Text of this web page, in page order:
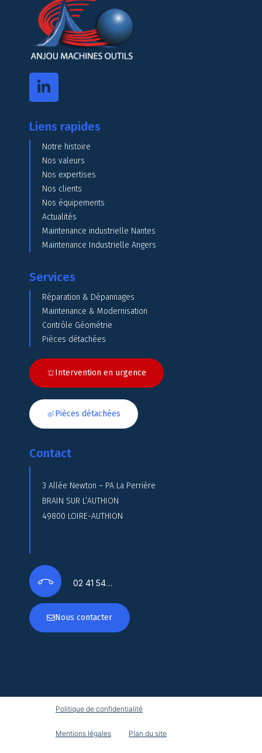
Liens rapides
Notre histoire
Nos valeurs
Nos expertises
Nos clients
Nos équipements
Actualités
Maintenance industrielle Nantes
Maintenance Industrielle Angers
Services
Réparation & Dépannages
Maintenance & Modernisation
Contrôle Géométrie
Pièces détachées
Intervention en urgence
Pièces détachées
Contact
3 Allée Newton – PA La Perrière
BRAIN SUR L’AUTHION
49800 LOIRE-AUTHION
02 41 54…
Nous contacter
Politique de confidentialité
Mentions légales Plan du site